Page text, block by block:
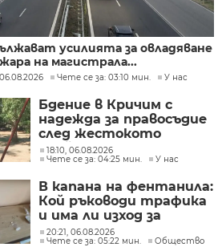
усилията за овладяване
на магистрала...
Чете се за: 03:10 мин. У нас
Бдение в Кричим с
надежда за правосъдие
след жестокото
убийство на млад мъж
в Пловдив от
18:10, 06.08.2026
Чете се за: 04:25 мин.
У нас
В капана на фентанила:
Кой ръководи трафика
и има ли изход за
пристрастените?
20:21, 06.08.2026
Чете се за: 05:22 мин.
Общество